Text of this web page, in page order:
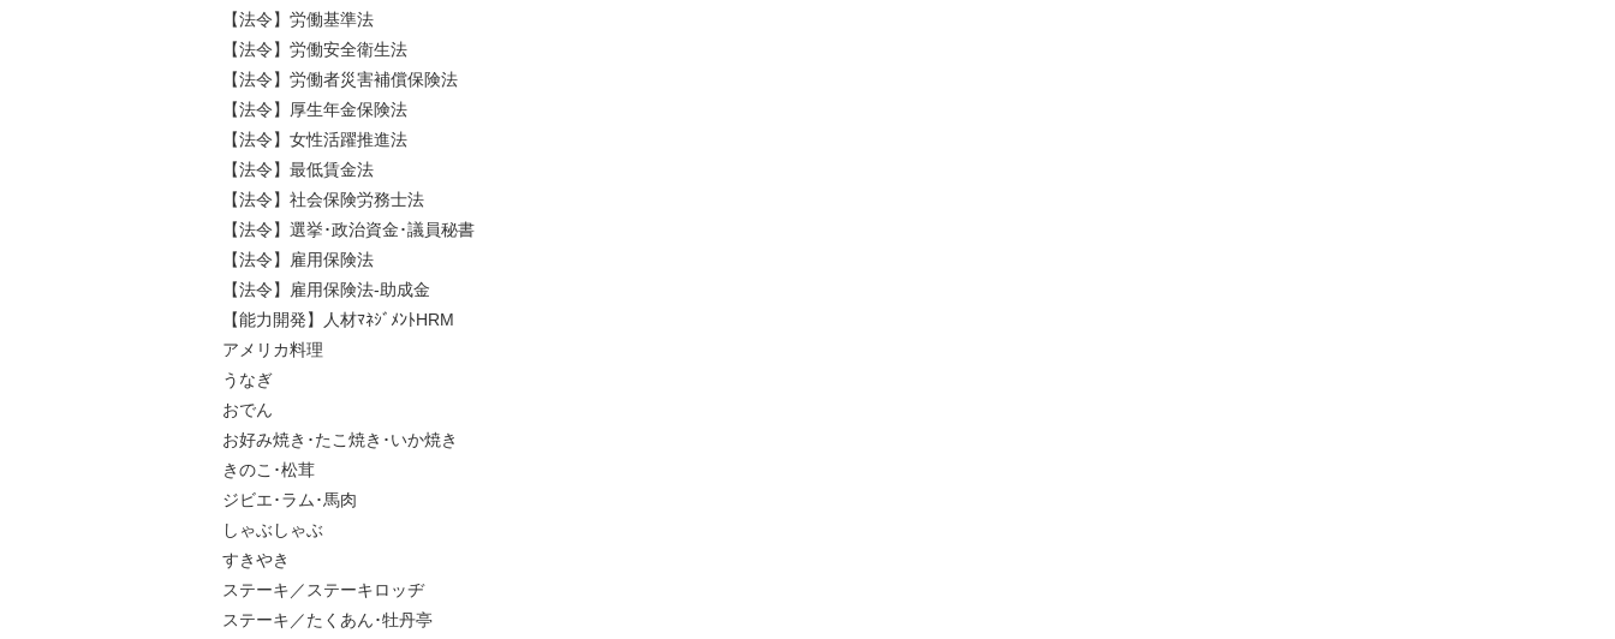
【法令】労働基準法
【法令】労働安全衛生法
【法令】労働者災害補償保険法
【法令】厚生年金保険法
【法令】女性活躍推進法
【法令】最低賃金法
【法令】社会保険労務士法
【法令】選挙･政治資金･議員秘書
【法令】雇用保険法
【法令】雇用保険法-助成金
【能力開発】人材ﾏﾈｼﾞﾒﾝﾄHRM
アメリカ料理
うなぎ
おでん
お好み焼き･たこ焼き･いか焼き
きのこ･松茸
ジビエ･ラム･馬肉
しゃぶしゃぶ
すきやき
ステーキ／ステーキロッヂ
ステーキ／たくあん･牡丹亭